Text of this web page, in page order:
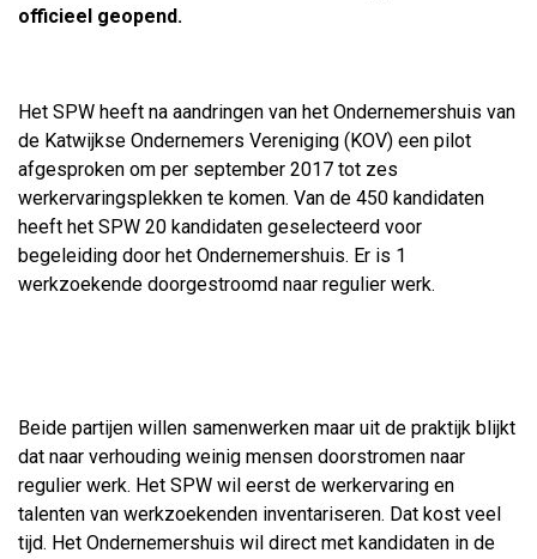
officieel geopend.
Het SPW heeft na aandringen van het Ondernemershuis van
de Katwijkse Ondernemers Vereniging (KOV) een pilot
afgesproken om per september 2017 tot zes
werkervaringsplekken te komen. Van de 450 kandidaten
heeft het SPW 20 kandidaten geselecteerd voor
begeleiding door het Ondernemershuis. Er is 1
werkzoekende doorgestroomd naar regulier werk.
Beide partijen willen samenwerken maar uit de praktijk blijkt
dat naar verhouding weinig mensen doorstromen naar
regulier werk. Het SPW wil eerst de werkervaring en
talenten van werkzoekenden inventariseren. Dat kost veel
tijd. Het Ondernemershuis wil direct met kandidaten in de